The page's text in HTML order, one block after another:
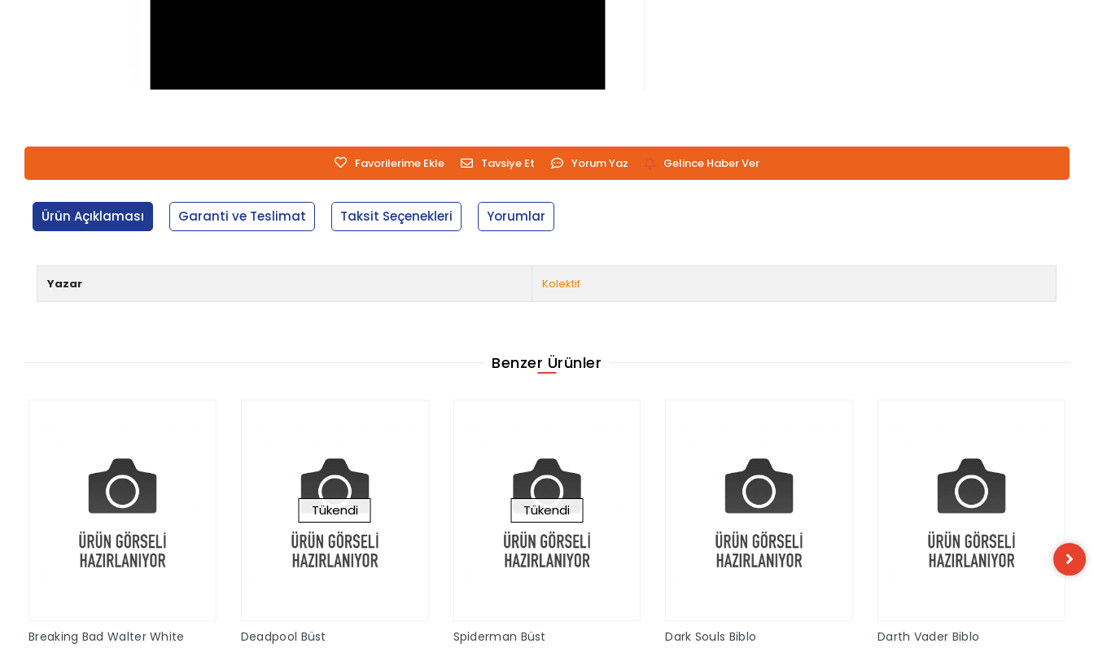
Favorilerime Ekle Tavsiye Et Yorum Yaz Gelince Haber Ver
Ürün Açıklaması Garanti ve Teslimat Taksit Seçenekleri Yorumlar
Yazar Kolektif
Benzer Ürünler
Breaking Bad Walter White
Tükendi
Deadpool Büst
Tükendi
Spiderman Büst Dark Souls Biblo Darth Vader Biblo